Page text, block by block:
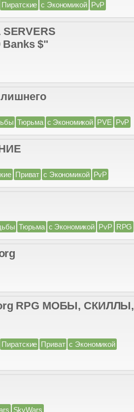
Пиратские с Экономикой PvP
SERVERS
Banks $"
Тюрьма с Экономикой PVE PvP
Приват с Экономикой PvP
Тюрьма с Экономикой PvP RPG
RPG МОБЫ, СКИЛЛЫ,
Пиратские Приват с Экономикой
SkyWars